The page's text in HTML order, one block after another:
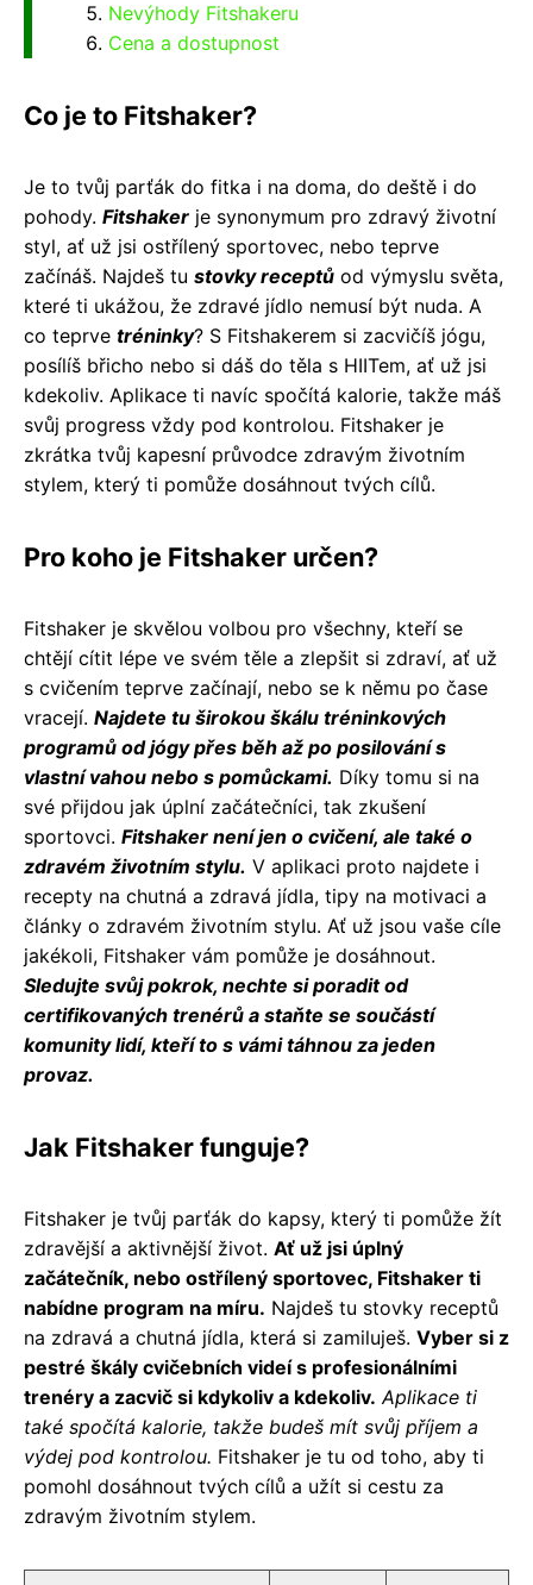
Nevýhody Fitshakeru
Cena a dostupnost
Co je to Fitshaker?
Je to tvůj parťák do fitka i na doma, do deště i do
pohody. Fitshaker je synonymum pro zdravý životní
styl, ať už jsi ostřílený sportovec, nebo teprve
začínáš. Najdeš tu stovky receptů od výmyslu světa,
které ti ukážou, že zdravé jídlo nemusí být nuda. A
co teprve tréninky? S Fitshakerem si zacvičíš jógu,
posílíš břicho nebo si dáš do těla s HIITem, ať už jsi
kdekoliv. Aplikace ti navíc spočítá kalorie, takže máš
svůj progress vždy pod kontrolou. Fitshaker je
zkrátka tvůj kapesní průvodce zdravým životním
stylem, který ti pomůže dosáhnout tvých cílů.
Pro koho je Fitshaker určen?
Fitshaker je skvělou volbou pro všechny, kteří se
chtějí cítit lépe ve svém těle a zlepšit si zdraví, ať už
s cvičením teprve začínají, nebo se k němu po čase
vracejí. Najdete tu širokou škálu tréninkových
programů od jógy přes běh až po posilování s
vlastní vahou nebo s pomůckami. Díky tomu si na
své přijdou jak úplní začátečníci, tak zkušení
sportovci. Fitshaker není jen o cvičení, ale také o
zdravém životním stylu. V aplikaci proto najdete i
recepty na chutná a zdravá jídla, tipy na motivaci a
články o zdravém životním stylu. Ať už jsou vaše cíle
jakékoli, Fitshaker vám pomůže je dosáhnout.
Sledujte svůj pokrok, nechte si poradit od
certifikovaných trenérů a staňte se součástí
komunity lidí, kteří to s vámi táhnou za jeden
provaz.
Jak Fitshaker funguje?
Fitshaker je tvůj parťák do kapsy, který ti pomůže žít
zdravější a aktivnější život. Ať už jsi úplný
začátečník, nebo ostřílený sportovec, Fitshaker ti
nabídne program na míru. Najdeš tu stovky receptů
na zdravá a chutná jídla, která si zamiluješ. Vyber si z
pestré škály cvičebních videí s profesionálními
trenéry a zacvič si kdykoliv a kdekoliv. Aplikace ti
také spočítá kalorie, takže budeš mít svůj příjem a
výdej pod kontrolou. Fitshaker je tu od toho, aby ti
pomohl dosáhnout tvých cílů a užít si cestu za
zdravým životním stylem.